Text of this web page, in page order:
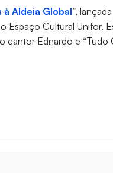
à Aldeia Global”,
Espaço Cultural Unifor.
cantor Ednardo e “Tudo